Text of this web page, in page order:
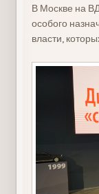
В Москве на
особого
власти,